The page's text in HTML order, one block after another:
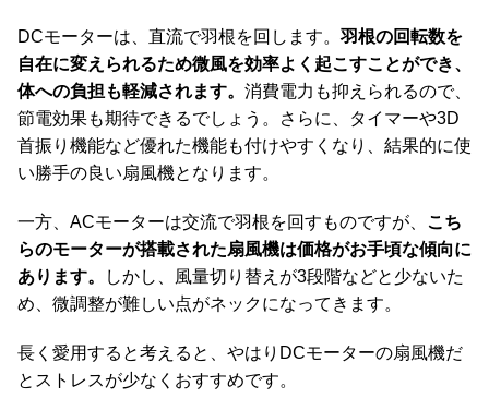
DCモーターは、直流で羽根を回します。 羽根の回転数を
自在に変えられるため微風を効率よく起こすことができ、
体への負担も軽減されます。 消費電力も抑えられるので、
節電効果も期待できるでしょう。さらに、タイマーや3D
首振り機能など優れた機能も付けやすくなり、結果的に使
い勝手の良い扇風機となります。
一方、ACモーターは交流で羽根を回すものですが、 こち
らのモーターが搭載された扇風機は価格がお手頃な傾向に
あります。
しかし、風量切り替えが3段階などと少ないた
め、微調整が難しい点がネックになってきます。
長く愛用すると考えると、やはりDCモーターの扇風機だ
とストレスが少なくおすすめです。